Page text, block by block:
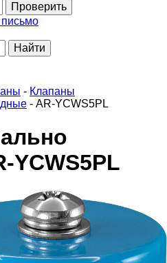
Проверить
Найти
- Клапаны
- AR-YCWS5PL
YCWS5PL